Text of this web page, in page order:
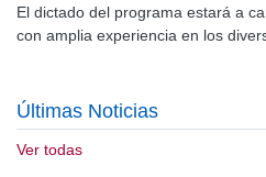
El dictado del programa estará a
con amplia experiencia en los
Últimas Noticias
Ver todas